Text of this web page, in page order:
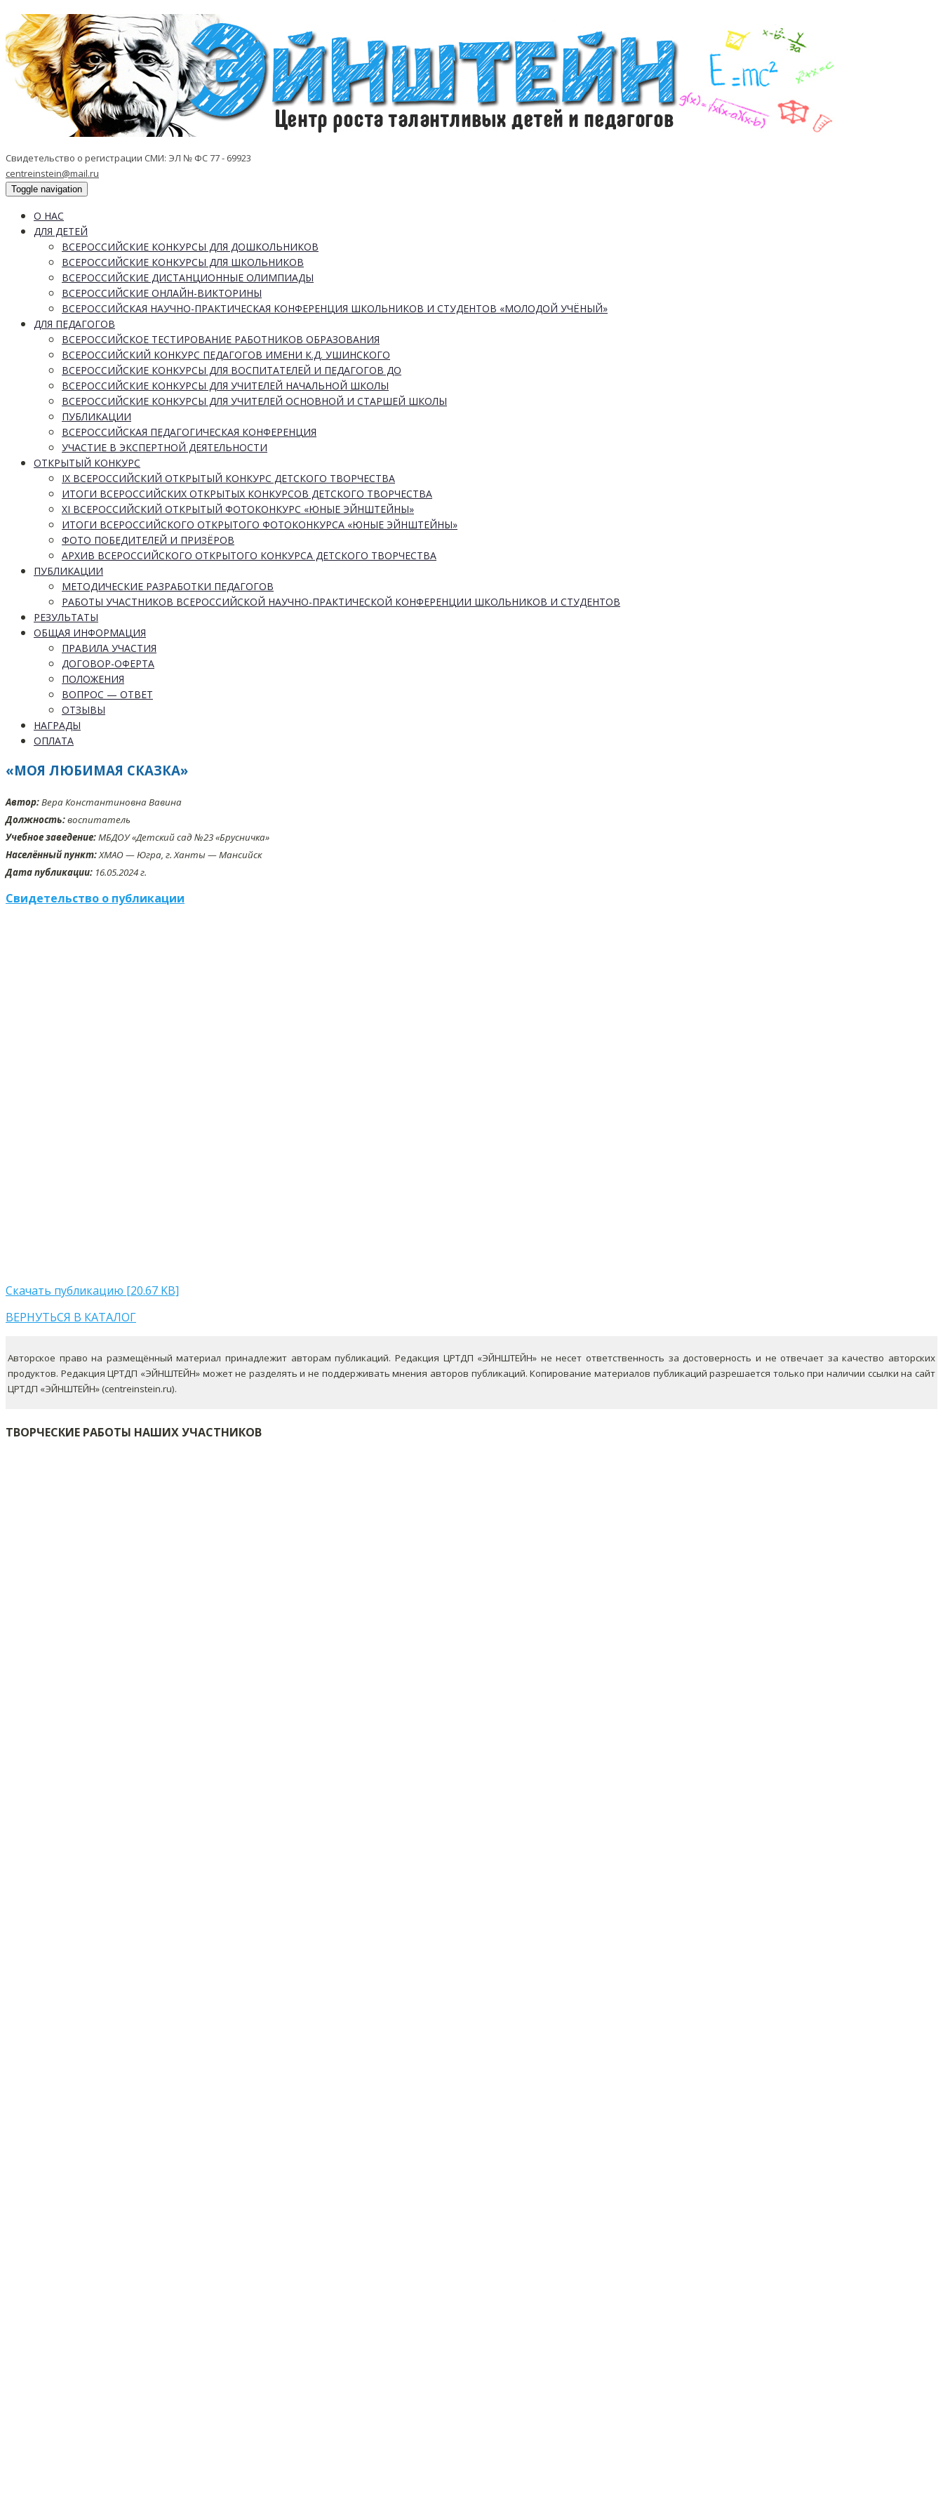
Свидетельство о регистрации СМИ: ЭЛ № ФС 77 - 69923
centreinstein@mail.ru
Toggle navigation
О НАС
ДЛЯ ДЕТЕЙ
ВСЕРОССИЙСКИЕ КОНКУРСЫ ДЛЯ ДОШКОЛЬНИКОВ
ВСЕРОССИЙСКИЕ КОНКУРСЫ ДЛЯ ШКОЛЬНИКОВ
ВСЕРОССИЙСКИЕ ДИСТАНЦИОННЫЕ ОЛИМПИАДЫ
ВСЕРОССИЙСКИЕ ОНЛАЙН-ВИКТОРИНЫ
ВСЕРОССИЙСКАЯ НАУЧНО-ПРАКТИЧЕСКАЯ КОНФЕРЕНЦИЯ ШКОЛЬНИКОВ И СТУДЕНТОВ «МОЛОДОЙ УЧЁНЫЙ»
ДЛЯ ПЕДАГОГОВ
ВСЕРОССИЙСКОЕ ТЕСТИРОВАНИЕ РАБОТНИКОВ ОБРАЗОВАНИЯ
ВСЕРОССИЙСКИЙ КОНКУРС ПЕДАГОГОВ ИМЕНИ К.Д. УШИНСКОГО
ВСЕРОССИЙСКИЕ КОНКУРСЫ ДЛЯ ВОСПИТАТЕЛЕЙ И ПЕДАГОГОВ ДО
ВСЕРОССИЙСКИЕ КОНКУРСЫ ДЛЯ УЧИТЕЛЕЙ НАЧАЛЬНОЙ ШКОЛЫ
ВСЕРОССИЙСКИЕ КОНКУРСЫ ДЛЯ УЧИТЕЛЕЙ ОСНОВНОЙ И СТАРШЕЙ ШКОЛЫ
ПУБЛИКАЦИИ
ВСЕРОССИЙСКАЯ ПЕДАГОГИЧЕСКАЯ КОНФЕРЕНЦИЯ
УЧАСТИЕ В ЭКСПЕРТНОЙ ДЕЯТЕЛЬНОСТИ
ОТКРЫТЫЙ КОНКУРС
IX ВСЕРОССИЙСКИЙ ОТКРЫТЫЙ КОНКУРС ДЕТСКОГО ТВОРЧЕСТВА
ИТОГИ ВСЕРОССИЙСКИХ ОТКРЫТЫХ КОНКУРСОВ ДЕТСКОГО ТВОРЧЕСТВА
XI ВСЕРОССИЙСКИЙ ОТКРЫТЫЙ ФОТОКОНКУРС «ЮНЫЕ ЭЙНШТЕЙНЫ»
ИТОГИ ВСЕРОССИЙСКОГО ОТКРЫТОГО ФОТОКОНКУРСА «ЮНЫЕ ЭЙНШТЕЙНЫ»
ФОТО ПОБЕДИТЕЛЕЙ И ПРИЗЁРОВ
АРХИВ ВСЕРОССИЙСКОГО ОТКРЫТОГО КОНКУРСА ДЕТСКОГО ТВОРЧЕСТВА
ПУБЛИКАЦИИ
МЕТОДИЧЕСКИЕ РАЗРАБОТКИ ПЕДАГОГОВ
РАБОТЫ УЧАСТНИКОВ ВСЕРОССИЙСКОЙ НАУЧНО-ПРАКТИЧЕСКОЙ КОНФЕРЕНЦИИ ШКОЛЬНИКОВ И СТУДЕНТОВ
РЕЗУЛЬТАТЫ
ОБЩАЯ ИНФОРМАЦИЯ
ПРАВИЛА УЧАСТИЯ
ДОГОВОР-ОФЕРТА
ПОЛОЖЕНИЯ
ВОПРОС — ОТВЕТ
ОТЗЫВЫ
НАГРАДЫ
ОПЛАТА
«МОЯ ЛЮБИМАЯ СКАЗКА»
Автор:Вера Константиновна Вавина
Должность:воспитатель
Учебное заведение:МБДОУ «Детский сад №23 «Брусничка»
Населённый пункт:ХМАО — Югра, г. Ханты — Мансийск
Дата публикации: 16.05.2024 г.
Свидетельство о публикации
Скачать публикацию [20.67 KB]
ВЕРНУТЬСЯ В КАТАЛОГ
Авторское право на размещённый материал принадлежит авторам публикаций. Редакция ЦРТДП «ЭЙНШТЕЙН» не несет ответственность за достоверность и не отвечает за качество авторских
продуктов. Редакция ЦРТДП «ЭЙНШТЕЙН» может не разделять и не поддерживать мнения авторов публикаций.Копирование материалов публикаций разрешается только при наличии ссылки на сайт
ЦРТДП «ЭЙНШТЕЙН» (centreinstein.ru).
ТВОРЧЕСКИЕ РАБОТЫ НАШИХ УЧАСТНИКОВ